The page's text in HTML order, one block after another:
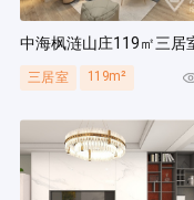
三居室 119m²